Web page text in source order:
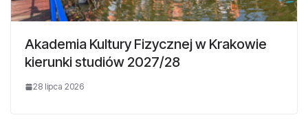
Akademia Kultury Fizycznej w Krakowie
kierunki studiów 2027/28
28 lipca 2026